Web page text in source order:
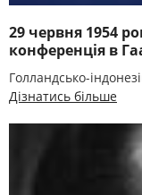
29 червня 1954
конференція в
Голландсько-
Дізнатись більше